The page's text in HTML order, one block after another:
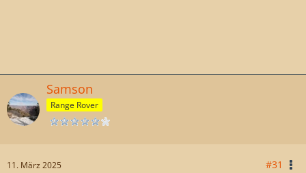
Samson
Range Rover
11. März 2025 #31